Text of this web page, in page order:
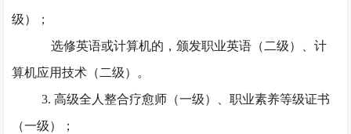
级）；
选修英语或计算机的，颁发职业英语（二级）、计
算机应用技术（二级）。
3. 高级全人整合疗愈师（一级）、职业素养等级证书
（一级）；